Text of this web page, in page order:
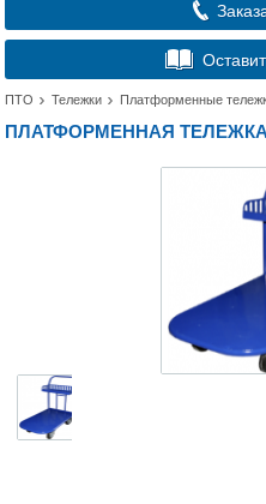
ПТО Тележки Платформенные
ПЛАТФОРМЕННАЯ ТЕЛЕЖКА